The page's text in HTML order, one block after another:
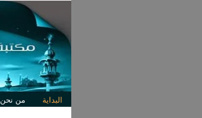
البداية من نحن